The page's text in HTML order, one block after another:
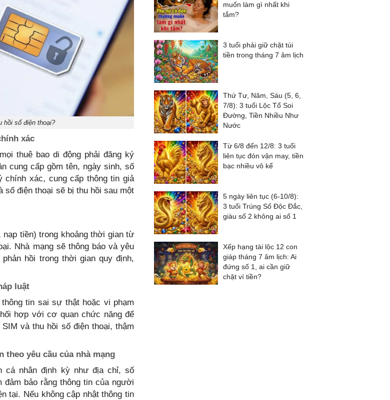
hồi số điện thoại?
xác
thuê bao di động phải đăng ký
cung cấp gồm tên, ngày sinh, số
chính xác, cung cấp thông tin giả
số điện thoại sẽ bị thu hồi sau một
nạp tiền) trong khoảng thời gian từ
Nhà mạng sẽ thông báo và yêu
hồi trong thời gian quy định,
luật
tin sai sự thật hoặc vi phạm
hợp với cơ quan chức năng để
và thu hồi số điện thoại, thậm
yêu cầu của nhà mạng
cá nhân định kỳ như địa chỉ, số
bảo rằng thông tin của người
tại. Nếu không cập nhật thông tin
muốn làm gì nhất khi
tắm?
3 tuổi phải giữ chặt túi
tiền trong tháng 7 âm lịch
Thứ Tư, Năm, Sáu (5, 6,
7/8): 3 tuổi Lộc Tổ Soi
Đường, Tiền Nhiều Như
Nước
Từ 6/8 đến 12/8: 3 tuổi
liên tục đón vận may, tiền
bạc nhiều vô kể
5 ngày liên tục (6-10/8):
3 tuổi Trúng Số Độc Đắc,
giàu số 2 không ai số 1
Xếp hạng tài lộc 12 con
giáp tháng 7 âm lịch: Ai
đứng số 1, ai cần giữ
chặt ví tiền?